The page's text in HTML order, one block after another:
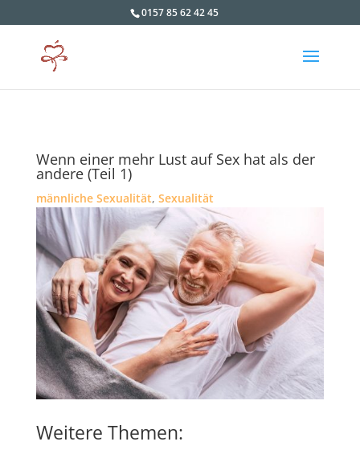
0157 85 62 42 45
Wenn einer mehr Lust auf Sex hat als der
andere (Teil 1)
männliche Sexualität, Sexualität
Weitere Themen: